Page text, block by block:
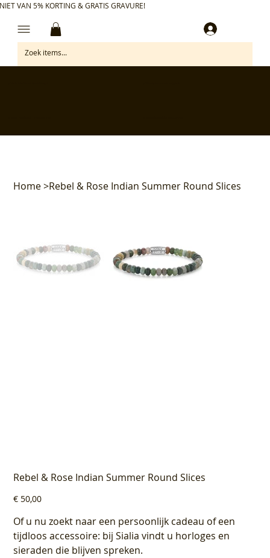
VAN 5% KORTING & GRATIS GRAVURE!
Home>Rebel & Rose Indian Summer Round Slices
Rebel & Rose Indian Summer Round Slices
Prijs
€ 50,00
Of u nu zoekt naar een persoonlijk cadeau of een
tijdloos accessoire: bij Sialia vindt u horloges en
sieraden die blijven spreken.